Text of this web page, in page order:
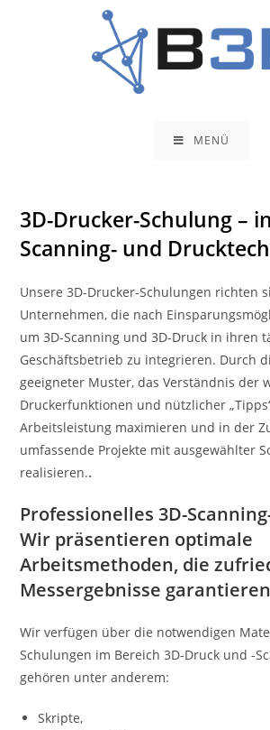
MENÜ
3D-Drucker-Schulung –
Scanning- und
Unsere 3D-Drucker-Schulungen richten
Unternehmen, die nach
um 3D-Scanning und 3D-Druck in ihren
Geschäftsbetrieb zu integrieren. Durch
geeigneter Muster, das Verständnis der
Druckerfunktionen und nützlicher
Arbeitsleistung maximieren und in der
umfassende Projekte mit ausgewählter
realisieren..
Professionelles 3D-
Wir präsentieren optimale
Arbeitsmethoden, die
Messergebnisse
Wir verfügen über die notwendigen
Schulungen im Bereich 3D-Druck und -
gehören unter anderem:
Skripte,